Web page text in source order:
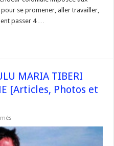
se promener, aller travailler,
passer 4 …
MARIA TIBERI
[Articles, Photos et
MIMORIA
–
ANGHJULU